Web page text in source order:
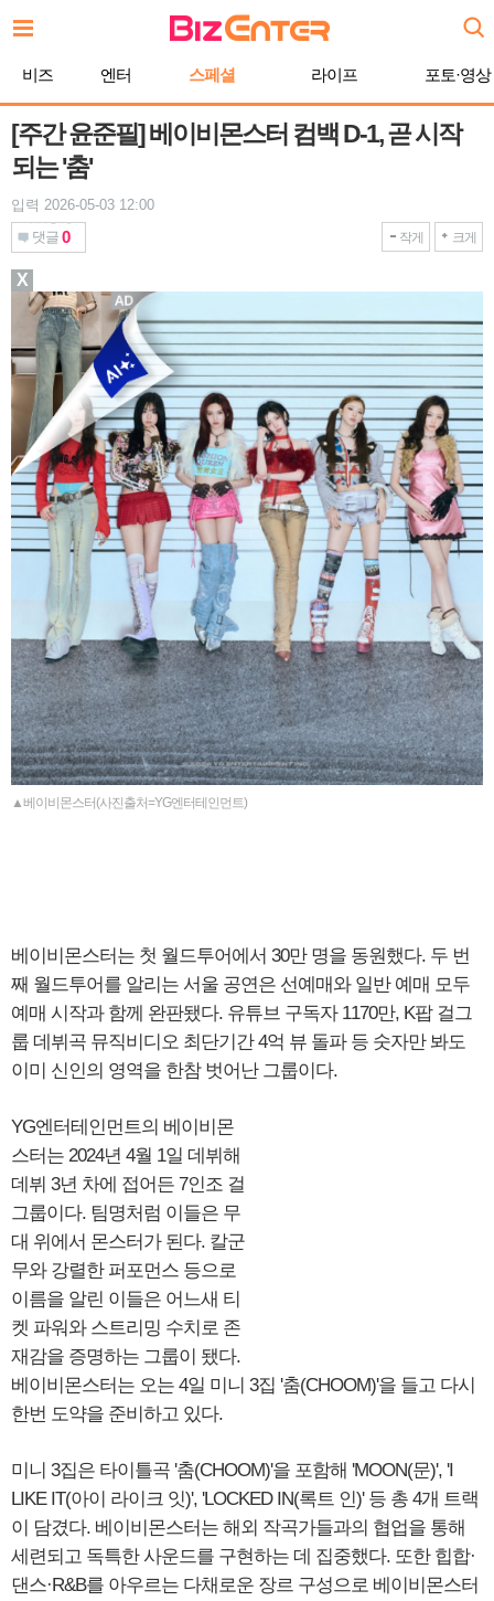
문
기
비즈 엔터 스페셜 라이프 포토·영상
[주간 윤준필] 베이비몬스터 컴백 D-1, 곧 시작
되는 '춤'
입력 2026-05-03 12:00
댓글 0 작게 크게
▲베이비몬스터(사진출처=YG엔터테인먼트)
베이비몬스터는 첫 월드투어에서 30만 명을 동원했다. 두 번
째 월드투어를 알리는 서울 공연은 선예매와 일반 예매 모두
예매 시작과 함께 완판됐다. 유튜브 구독자 1170만, K팝 걸그
룹 데뷔곡 뮤직비디오 최단기간 4억 뷰 돌파 등 숫자만 봐도
이미 신인의 영역을 한참 벗어난 그룹이다.
YG엔터테인먼트의 베이비몬
스터는 2024년 4월 1일 데뷔해
데뷔 3년 차에 접어든 7인조 걸
그룹이다. 팀명처럼 이들은 무
대 위에서 몬스터가 된다. 칼군
무와 강렬한 퍼포먼스 등으로
이름을 알린 이들은 어느새 티
켓 파워와 스트리밍 수치로 존
재감을 증명하는 그룹이 됐다.
베이비몬스터는 오는 4일 미니 3집 '춤(CHOOM)'을 들고 다시
한번 도약을 준비하고 있다.
미니 3집은 타이틀곡 '춤(CHOOM)'을 포함해 'MOON(문)', 'I
LIKE IT(아이 라이크 잇)', 'LOCKED IN(록트 인)' 등 총 4개 트랙
이 담겼다. 베이비몬스터는 해외 작곡가들과의 협업을 통해
세련되고 독특한 사운드를 구현하는 데 집중했다. 또한 힙합·
댄스·R&B를 아우르는 다채로운 장르 구성으로 베이비몬스터
X